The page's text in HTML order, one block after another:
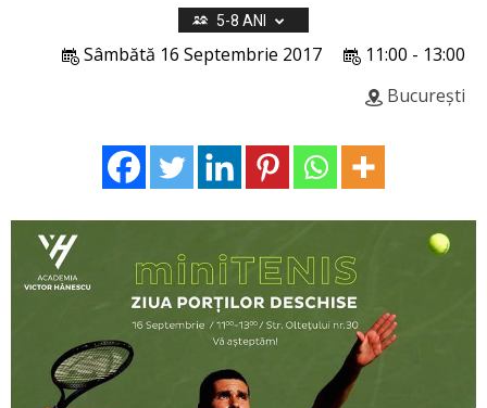
5-8 ANI
11:00 - 13:00
Sâmbătă 16 Septembrie 2017
București